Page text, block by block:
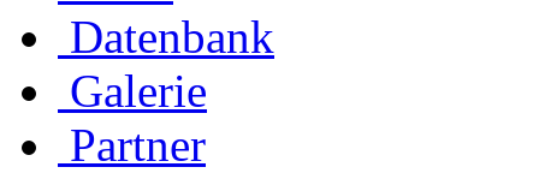
Datenbank
Galerie
Partner